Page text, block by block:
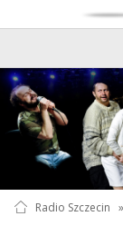
Radio Szczecin »